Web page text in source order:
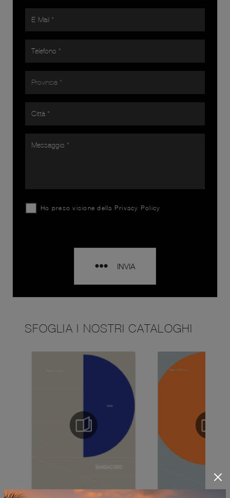
Ho preso visione della Privacy Policy
INVIA
SFOGLIA I NOSTRI CATALOGHI